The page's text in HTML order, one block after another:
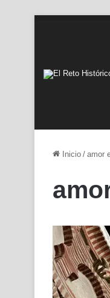
Inicio / amor